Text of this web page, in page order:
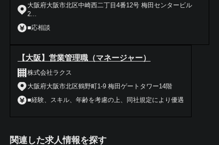
大阪府大阪市北区中崎西二丁目4番12号 梅田センタービル
2...
■応相談
【大阪】営業管理職（マネージャー）
株式会社ラクス
大阪府大阪市北区鶴野町1-9 梅田ゲートタワー14階
■経験、スキル、年齢を考慮の上、同社規定により優遇
関連した求人情報を探す